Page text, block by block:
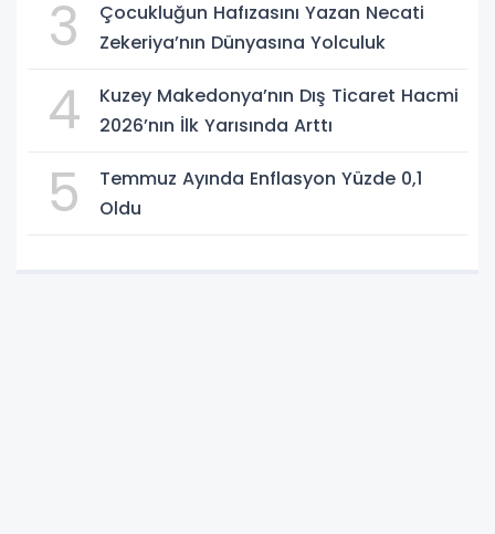
3
Çocukluğun Hafızasını Yazan Necati
Zekeriya’nın Dünyasına Yolculuk
4
Kuzey Makedonya’nın Dış Ticaret Hacmi
2026’nın İlk Yarısında Arttı
5
Temmuz Ayında Enflasyon Yüzde 0,1
Oldu